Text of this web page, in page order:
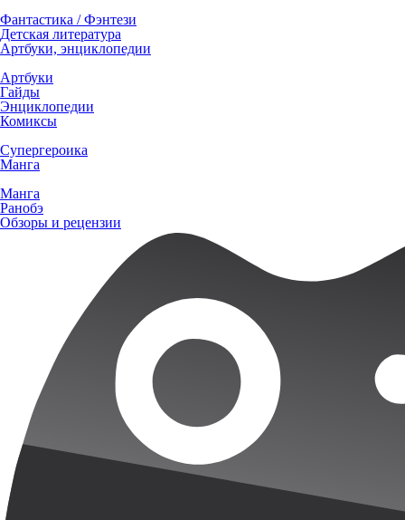
Фантастика / Фэнтези
Детская литература
Артбуки, энциклопедии
Артбуки
Гайды
Энциклопедии
Комиксы
Супергероика
Манга
Манга
Ранобэ
Обзоры и рецензии